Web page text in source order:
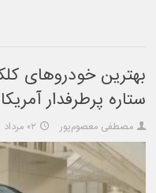
بهترین خودروهای
ستاره پرطرفدار
مصطفی معصوم‌پور ۰۲ مرداد ۱۴۰۲ ساعت ۱۱:۴۵